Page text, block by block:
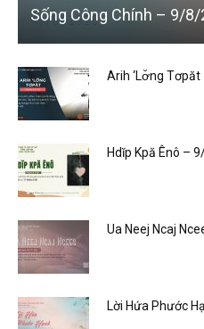
Sống Công Chính – 9/8/
Arih ‘Lơ̆ng
Hdĭp Kpă Ênô –
Ua Neej Ncaj
Lời Hứa Phước